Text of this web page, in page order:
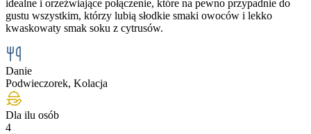
idealne i orzeźwiające połączenie, które na pewno przypadnie do
gustu wszystkim, którzy lubią słodkie smaki owoców i lekko
kwaskowaty smak soku z cytrusów.
Danie
Podwieczorek, Kolacja
Dla ilu osób
4